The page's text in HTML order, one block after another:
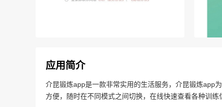
应用简介
介昆锻炼app是一款非常实用的生活服务，介昆锻炼app
方便，随时在不同模式之间切换，在线快速查看各种训